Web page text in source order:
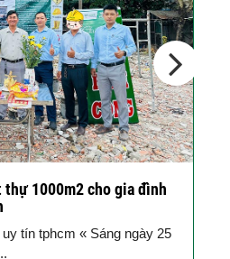
thiết kế nhà phố 2 tầng 110m2
giản,...
1000m2 cho gia đình
tín tphcm « Sáng ngày 25